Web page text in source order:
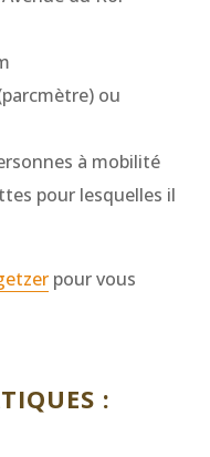
ou
à mobilité
pour lesquelles il
pour vous
: